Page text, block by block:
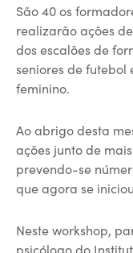
São 40 os
realizarão ações
dos escalões de
seniores de futebol
feminino.
Ao abrigo desta
ações junto de
prevendo-se
que agora se
Neste workshop,
psicólogo do